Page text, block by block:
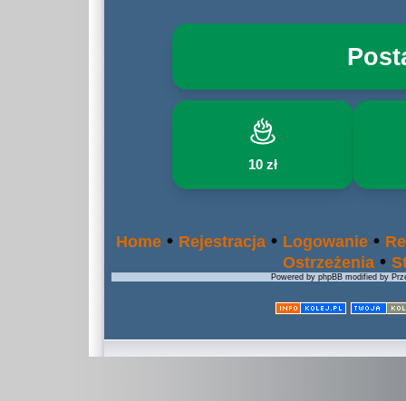
10 zł
Home • Rejestracja • Logowanie •
Ostrzeżenia •
Powered by phpBB modified by